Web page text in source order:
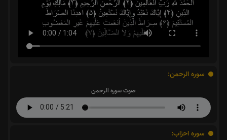
سوره الرحمن:
صوت سوره الرحمن
سوره احزاب: